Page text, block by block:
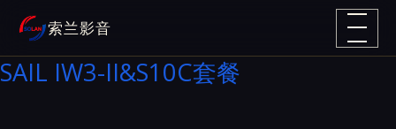
内
容
索兰影音
SAIL IW3-II&S10C套餐